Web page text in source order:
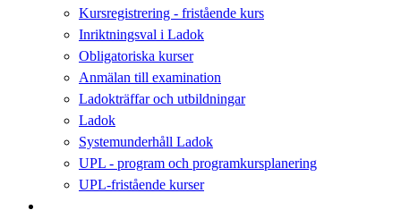
Kursregistrering - fristående kurs
Inriktningsval i Ladok
Obligatoriska kurser
Anmälan till examination
Ladokträffar och utbildningar
Ladok
Systemunderhåll Ladok
UPL - program och programkursplanering
UPL-fristående kurser